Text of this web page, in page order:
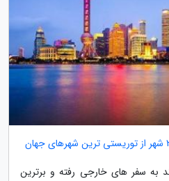
به سفر های خارجی رفته و برترین